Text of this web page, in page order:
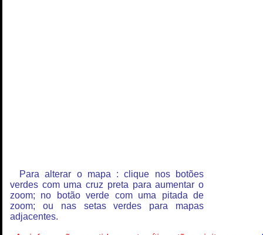
Para alterar o mapa : clique nos botões
verdes com uma cruz preta para aumentar o
zoom; no botão verde com uma pitada de
zoom; ou nas setas verdes para mapas
adjacentes.